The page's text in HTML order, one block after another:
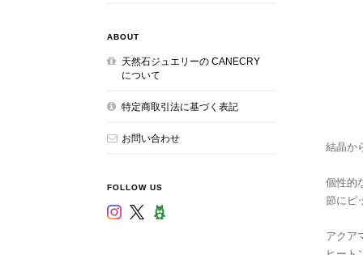
結晶か
個性的
節にピ
アクア
ABOUT
天然石ジュエリーの CANECRY
について
特定商取引法に基づく表記
お問い合わせ
FOLLOW US